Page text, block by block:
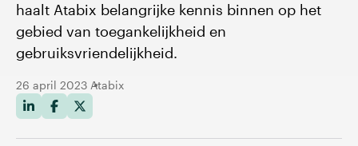
haalt Atabix belangrijke kennis binnen op het
gebied van toegankelijkheid en
gebruiksvriendelijkheid.
26 april 2023 Atabix